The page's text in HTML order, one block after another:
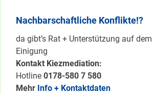
Nachbarschaftliche Konflikte!?
da gibt’s Rat + Unterstützung auf dem
Einigung
Kontakt Kiezmediation:
Hotline 0178-580 7 580
Mehr Info + Kontaktdaten